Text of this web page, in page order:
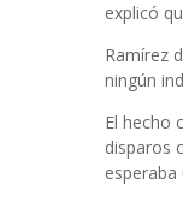
explicó
Ramírez
ningún
El hecho
disparos